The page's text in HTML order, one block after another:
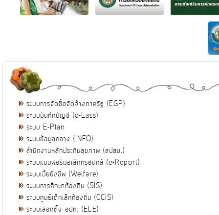
ระบบการจัดซื้อจัดจ้างภาครัฐ (EGP)
ระบบบันทึกบัญชี (e-Lass)
ระบบ E-Plan
ระบบข้อมูลกลาง (INFO)
สำนักงานหลักประกันสุขภาพ (สปสช.)
ระบบแบบฟอร์มอิเล็กทรอนิกส์ (e-Report)
ระบบเบี้ยยังชีพ (Welfare)
ระบบการศึกษาท้องถิ่น (SIS)
ระบบศูนย์เด็กเล็กท้องถิ่น (CCIS)
ระบบเลือกตั้ง อปท. (ELE)